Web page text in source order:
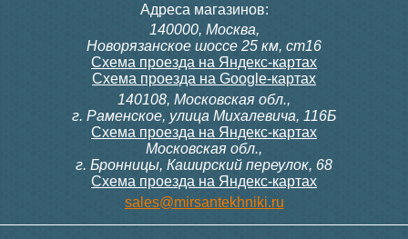
Конвектор ITT.080.200.1000
с решеткой GRILL.SGW-20-
Конвектор ITT.080.200.900 с
решеткой GRILL.SGA-20-
3 950
11, 230В (механ.)
6 000
Адреса магазинов:
140000, Москва,
Новорязанское шоссе 25 км, ст16
Схема проезда на Яндекс-картах
Схема проезда на Google-картах
140108, Московская обл.,
г. Раменское, улица Михалевича, 116Б
Схема проезда на Яндекс-картах
Московская обл.,
г. Бронницы, Каширский переулок, 68
Схема проезда на Яндекс-картах
sales@mirsantekhniki.ru